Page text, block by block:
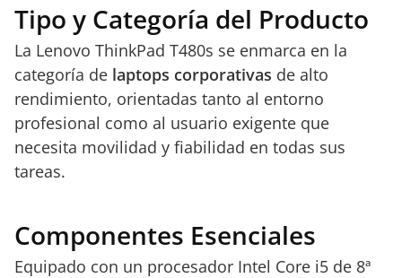
Tipo y Categoría del Producto
La Lenovo ThinkPad T480s se enmarca en la
categoría de laptops corporativas de alto
rendimiento, orientadas tanto al entorno
profesional como al usuario exigente que
necesita movilidad y fiabilidad en todas sus
tareas.
Componentes Esenciales
Equipado con un procesador Intel Core i5 de 8ª